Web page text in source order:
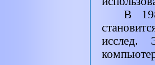
В
исслед.